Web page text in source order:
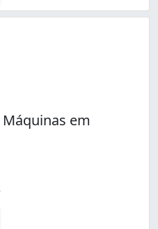
em